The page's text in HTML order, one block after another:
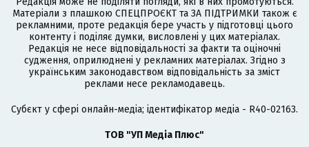
Матеріали з плашкою СПЕЦПРОЄКТ та ЗА ПІДТРИМКИ також є
рекламними, проте редакція бере участь у підготовці цього
контенту і поділяє думки, висловлені у цих матеріалах.
Редакція не несе відповідальності за факти та оціночні
судження, оприлюднені у рекламних матеріалах. Згідно з
українським законодавством відповідальність за зміст
реклами несе рекламодавець.
Cубєкт у сфері онлайн-медіа; ідентифікатор медіа - R40-02163.
ТОВ "УП Медіа Плюс"